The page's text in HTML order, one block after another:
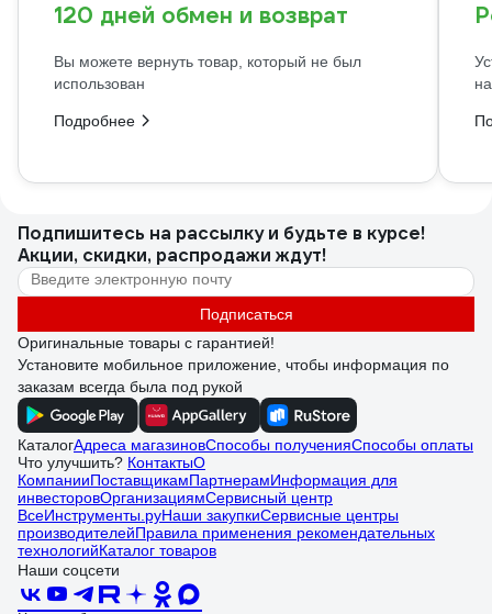
120 дней обмен и возврат
Вы можете вернуть товар, который не был
использован
Подробнее
Подпишитесь на рассылкуи будьте в курсе!
Акции, скидки, распродажи ждут!
Подписаться
Оригинальные товары с гарантией!
Установите мобильное приложение, чтобы информация по
заказам всегда была под рукой
КаталогАдреса магазиновСпособы полученияСпособы оплаты
Что улучшить? КонтактыО
КомпанииПоставщикамПартнерамИнформация для
инвесторовОрганизациямСервисный центр
ВсеИнструменты.руНаши закупкиСервисные центры
производителейПравила применения рекомендательных
технологийКаталог товаров
Наши соцсети